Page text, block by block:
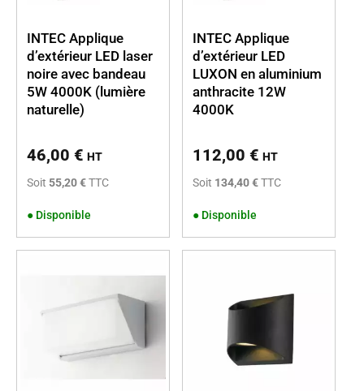
INTEC Applique
d’extérieur LED laser
noire avec bandeau
5W 4000K (lumière
naturelle)
46,00 € HT
Soit 55,20 €TTC
● Disponible
INTEC Applique
d’extérieur LED
LUXON en aluminium
anthracite 12W
4000K
112,00 € HT
Soit 134,40 €TTC
● Disponible